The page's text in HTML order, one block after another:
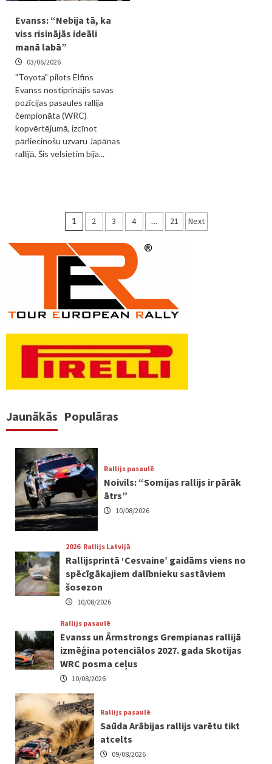
Evanss: “Nebija tā, ka
viss risinājās ideāli
manā labā”
03/06/2026
"Toyota" pilots Elfins
Evanss nostiprinājis savas
pozīcijas pasaules rallija
čempionāta (WRC)
kopvērtējumā, izcīnot
pārliecinošu uzvaru Japānas
rallijā. Šis velsietim bija...
Ziņu
numerācija
pēc
lappusēm
1 2 3 4 … 21 Next
Jaunākās Populāras
Rallijs pasaulē
Noivils: “Somijas rallijs ir pārāk
ātrs”
10/08/2026
2026 Rallijs Latvijā
Rallijsprintā ‘Cesvaine’ gaidāms viens no
spēcīgākajiem dalībnieku sastāviem
šosezon
10/08/2026
Rallijs pasaulē
Evanss un Ārmstrongs Grempianas rallijā
izmēģina potenciālos 2027. gada Skotijas
WRC posma ceļus
10/08/2026
Rallijs pasaulē
Saūda Arābijas rallijs varētu tikt
atcelts
09/08/2026